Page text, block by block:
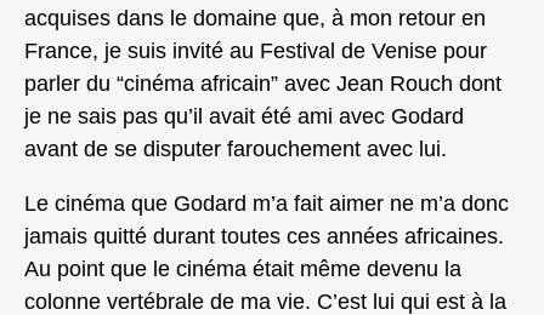
acquises dans le domaine que, à mon retour en
France, je suis invité au Festival de Venise pour
parler du “cinéma africain” avec Jean Rouch dont
je ne sais pas qu’il avait été ami avec Godard
avant de se disputer farouchement avec lui.
Le cinéma que Godard m’a fait aimer ne m’a donc
jamais quitté durant toutes ces années africaines.
Au point que le cinéma était même devenu la
colonne vertébrale de ma vie. C’est lui qui est à la